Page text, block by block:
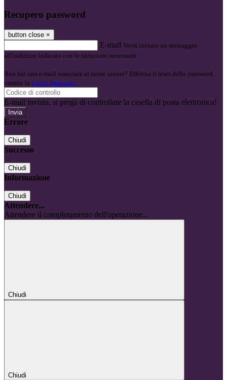
Recupero password
button close ×
E-mail Verrà inviato un messaggio
all'indirizzo indicato con le istruzioni necessarie.
Non hai una e-mail associata al nome utente? Effettua il reset della password
tramite la Login Spaggiari
E-mail inviata, si prega di controllare la casella di posta elettronica!
Errore
Chiudi
Successo
Chiudi
Informazione
Chiudi
Attendere...
Attendere il completamento dell'operazione...
Chiudi
Chiudi